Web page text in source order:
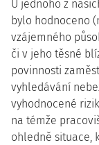
U jednoho z
bylo hodnoceno
vzájemného
či v jeho těsné
povinnosti
vyhledávání
vyhodnocené
na témže
ohledně situace,